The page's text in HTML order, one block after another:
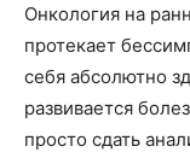
Онкология на
протекает
себя абсолютно
развивается
просто сдать